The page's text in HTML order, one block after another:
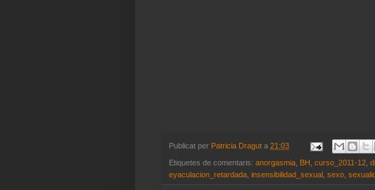
Publicat per Patricia Dragut a 21:03
Etiquetes de comentaris: anorgasmia, BH , curso_2011-12,
eyaculacion_retardada, insensibilidad_sexual , sexo,